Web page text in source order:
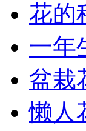
花的
一年
盆栽
懒人